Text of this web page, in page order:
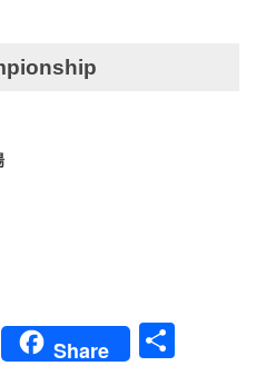
Pocket
Share